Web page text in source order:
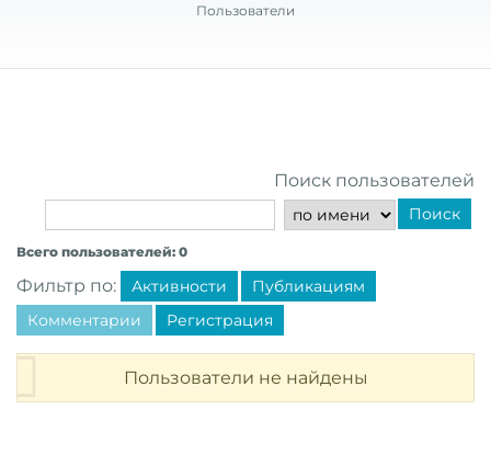
Пользователи
Поиск пользователей
Поиск
Всего пользователей: 0
Фильтр по: Активности
Публикациям
Комментарии
Регистрация
Пользователи не найдены